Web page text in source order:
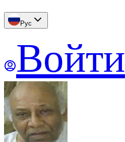
Рус
Войти